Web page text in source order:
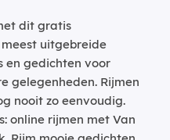
dit gratis
uitgebreide
en gedichten voor
gelegenheden. Rijmen
nooit zo eenvoudig.
online rijmen met Van